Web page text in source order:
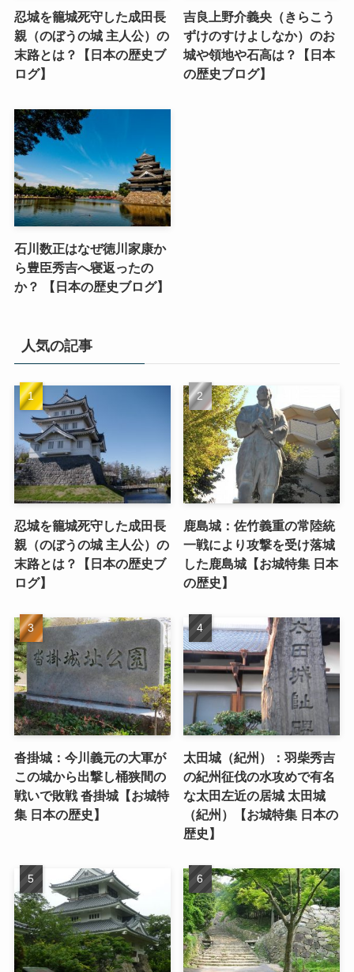
忍城を籠城死守した成田長
親（のぼうの城 主人公）の
末路とは？【日本の歴史ブ
ログ】
吉良上野介義央（きらこう
ずけのすけよしなか）のお
城や領地や石高は？【日本
の歴史ブログ】
石川数正はなぜ徳川家康か
ら豊臣秀吉へ寝返ったの
か？ 【日本の歴史ブログ】
人気の記事
忍城を籠城死守した成田長
親（のぼうの城 主人公）の
末路とは？【日本の歴史ブ
ログ】
鹿島城：佐竹義重の常陸統
一戦により攻撃を受け落城
した鹿島城【お城特集 日本
の歴史】
沓掛城：今川義元の大軍が
この城から出撃し桶狭間の
戦いで敗戦 沓掛城【お城特
集 日本の歴史】
太田城（紀州）：羽柴秀吉
の紀州征伐の水攻めで有名
な太田左近の居城 太田城
（紀州）【お城特集 日本の
歴史】